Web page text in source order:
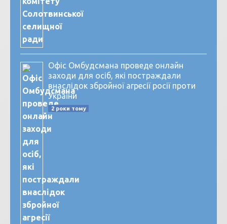
Офіс Омбудсмана проведе онлайн
заходи для осіб, які постраждали
внаслідок збройної агресії росії проти
України
2 роки тому